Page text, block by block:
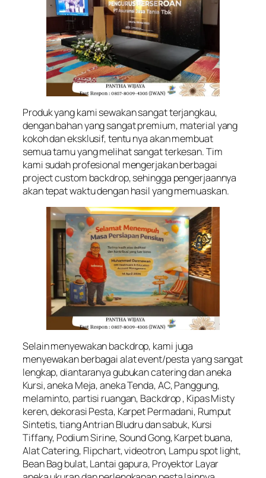
Produk yang kami sewakan sangat terjangkau,
dengan bahan yang sangat premium, material yang
kokoh dan eksklusif, tentu nya akan membuat
semua tamu yang melihat sangat terkesan. Tim
kami sudah profesional mengerjakan berbagai
project custom backdrop, sehingga pengerjaannya
akan tepat waktu dengan hasil yang memuaskan.
Selain menyewakan backdrop, kami juga
menyewakan berbagai alat event/pesta yang sangat
lengkap, diantaranya gubukan catering dan aneka
Kursi, aneka Meja, aneka Tenda, AC, Panggung,
melaminto, partisi ruangan, Backdrop , Kipas Misty
keren, dekorasi Pesta, Karpet Permadani, Rumput
Sintetis, tiang Antrian Bludru dan sabuk, Kursi
Tiffany, Podium Sirine, Sound Gong, Karpet buana,
Alat Catering, Flipchart, videotron, Lampu spot light,
Bean Bag bulat, Lantai gapura, Proyektor Layar